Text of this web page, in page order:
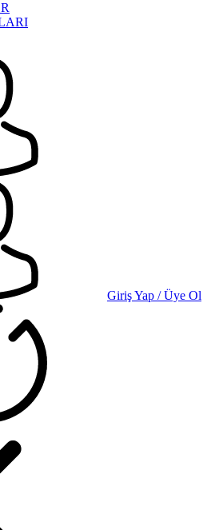
Giriş Yap / Üye Ol